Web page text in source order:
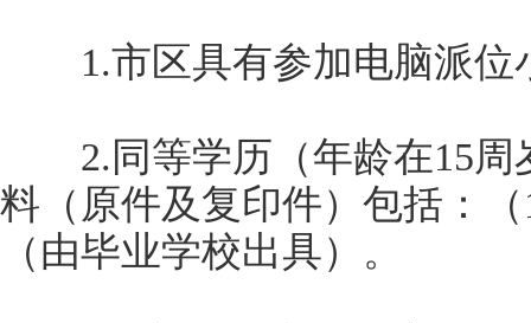
1.市区具有参加电脑派位
2.同等学历（年龄在15周
料（原件及复印件）包括：
（由毕业学校出具）。